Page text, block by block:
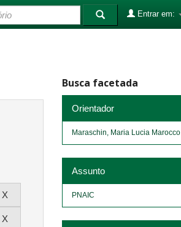
Entrar em:
Busca facetada
Orientador
Maraschin, Maria Lucia Marocco
Assunto
PNAIC